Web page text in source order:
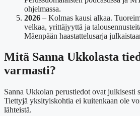
ohjelmassa.
2026 – Kolmas kausi alkaa.
velkaa, yrittäjyyttä ja
Mäenpään haastattelusarja
Mitä Sanna Ukkolasta
varmasti?
Sanna Ukkolan perustiedot ovat julkisesti
Tiettyjä yksityiskohtia ei kuitenkaan ole
lähteistä.